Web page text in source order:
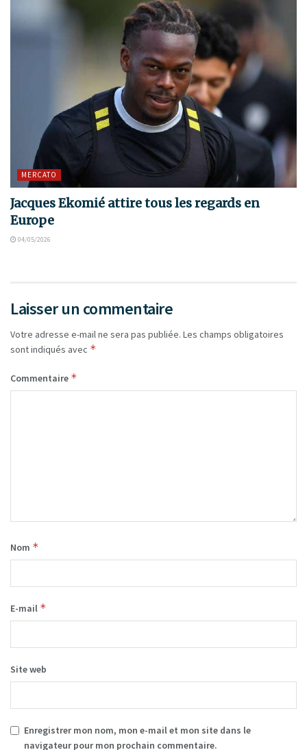
MERCATO
Jacques Ekomié attire tous les regards en
Europe
04/05/2026
Laisser un commentaire
Votre adresse e-mail ne sera pas publiée. Les champs obligatoires
sont indiqués avec *
Commentaire *
Nom *
E-mail *
Site web
Enregistrer mon nom, mon e-mail et mon site dans le
navigateur pour mon prochain commentaire.